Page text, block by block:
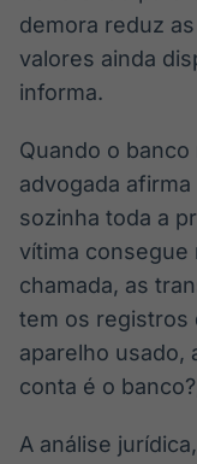
demora reduz
valores ainda
informa.
Quando o
advogada
sozinha toda a
vítima consegue
chamada, as
tem os registros
aparelho usado,
conta é o
A análise